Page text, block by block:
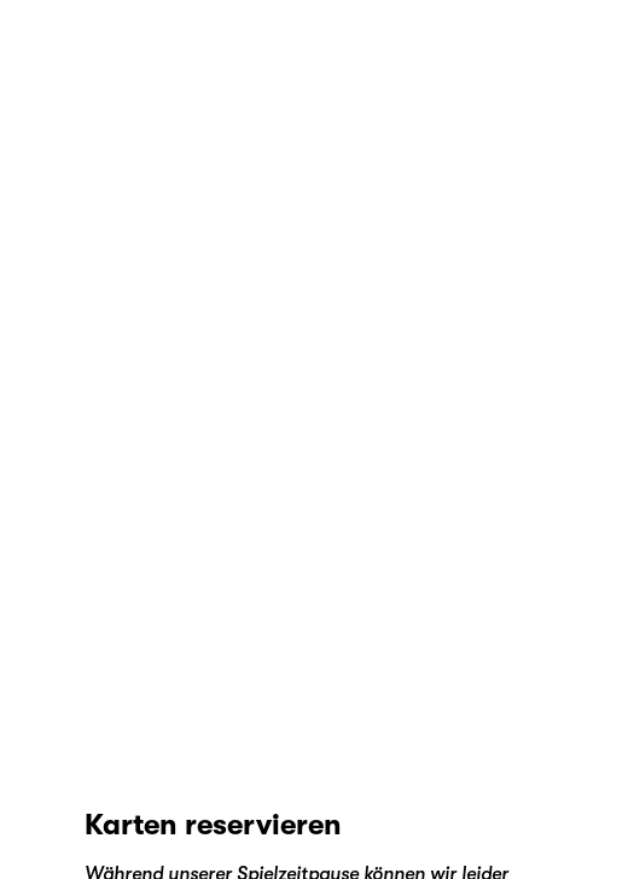
Karten reservieren
Während unserer Spielzeitpause können wir leider